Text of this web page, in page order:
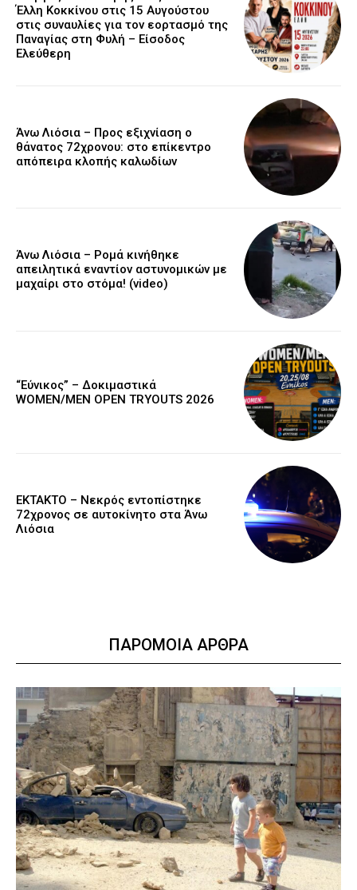
Έλλη Κοκκίνου στις 15 Αυγούστου
στις συναυλίες για τον εορτασμό της
Παναγίας στη Φυλή – Είσοδος
Ελεύθερη
Άνω Λιόσια – Προς εξιχνίαση ο
θάνατος 72χρονου: στο επίκεντρο
απόπειρα κλοπής καλωδίων
Άνω Λιόσια – Ρομά κινήθηκε
απειλητικά εναντίον αστυνομικών με
μαχαίρι στο στόμα! (video)
“Εύνικος” – Δοκιμαστικά
WOMEN/MEN OPEN TRYOUTS 2026
EKTAKTO – Νεκρός εντοπίστηκε
72χρονος σε αυτοκίνητο στα Άνω
Λιόσια
ΠΑΡΟΜΟΙΑ ΑΡΘΡΑ